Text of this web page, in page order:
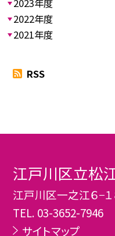
2023年度
2022年度
2021年度
RSS
江戸川区立松
江戸川区一之江６−１
TEL. 03-3652-7946
サイトマップ